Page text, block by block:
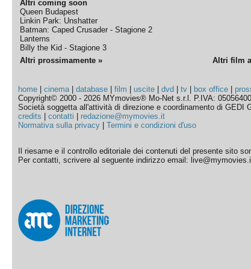
Altri coming soon
Queen Budapest
Linkin Park: Unshatter
Batman: Caped Crusader - Stagione 2
Lanterns
Billy the Kid - Stagione 3
Altri prossimamente » Altri film
home |cinema|database |film |uscite |dvd |tv box office
Copyright© 2000 - 2026 MYmovies® Mo-Net s.r.l. P.IVA:
Società soggetta all'attività di direzione e coordinamento di
credits |contatti
redazione@mymovies.it
Normativa sulla privacy |Termini e condizioni d'uso
Il riesame e il controllo editoriale dei contenuti del presente sito
Per contatti, scrivere al seguente indirizzo email: